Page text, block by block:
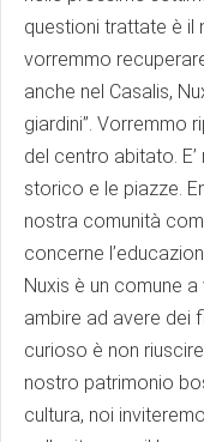
questioni trattate è il
vorremmo
anche nel Casalis,
giardini”. Vorremmo
del centro abitato.
storico e le piazze.
nostra comunità
concerne
Nuxis è un comune
ambire ad avere dei
curioso è non
nostro patrimonio
cultura, noi